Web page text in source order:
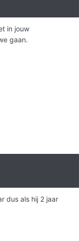
in jouw
gaan.
dus als hij 2 jaar